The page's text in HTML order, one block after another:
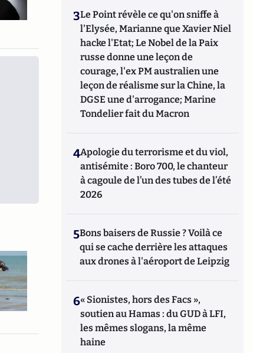
3Le Point révèle ce qu'on sniffe à
l'Elysée, Marianne que Xavier Niel
hacke l'Etat; Le Nobel de la Paix
russe donne une leçon de
courage, l'ex PM australien une
leçon de réalisme sur la Chine, la
DGSE une d'arrogance; Marine
Tondelier fait du Macron
4Apologie du terrorisme et du viol,
antisémite : Boro 700, le chanteur
à cagoule de l’un des tubes de l’été
2026
5Bons baisers de Russie ? Voilà ce
qui se cache derrière les attaques
aux drones à l'aéroport de Leipzig
6« Sionistes, hors des Facs »,
soutien au Hamas : du GUD à LFI,
les mêmes slogans, la même
haine